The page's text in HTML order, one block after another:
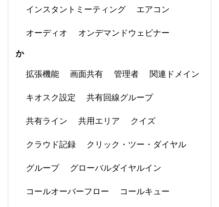
インスタントミーティング
エアコン
オーディオ
オンデマンドウェビナー
か
拡張機能 画面共有 管理者
関連ドメイン
キオスク設定
共有回線グループ
共有ライン
共用エリア
クイズ
クラウド記録
クリック・ツー・ダイヤル
グループ
グローバルダイヤルイン
コールオーバーフロー
コールキュー